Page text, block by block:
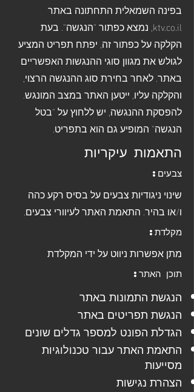
בפינה השמאלית התחתונה באתר
ktv.co.il, נמצא כפתור "הנגשה". בעת
הקלקה על כפתור זה, יפתח תפריט המציע
לגולש את מגוון סוגי ההנגשות האפשריים
באתר. לאחר בחירת סוג ההנגשה הרצוי,
והקלקה עליו, ייטען האתר במצב המונגש.
להפסקת ההנגשה, יש ללחוץ על "בטל
הנגשה" המופיע גם הוא בתפריט.
התאמות עיקריות
צבעים:
שינוי ניגודיות צבעים על בסיס רקע כהה
ו/או בהיר. התאמת האתר לעיוורי צבעים.
מקלדת:
מתן אפשרות ניווט על ידי המקלדת
תוכן האתר:
הנגשת התמונות באתר
הנגשת תפריטים באתר
הגדלת הפונט למספר גדלים שונים
התאמת האתר עבור טכנולוגיות
מסייעות
הצהרת נגישות